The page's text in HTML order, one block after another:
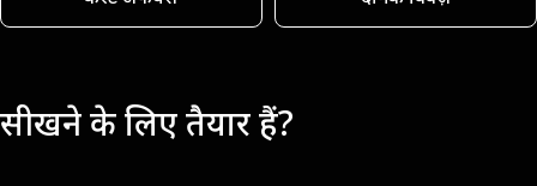
सीखने के लिए तैयार हैं?